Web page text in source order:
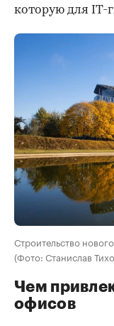
которую для IT-
Строительство
(Фото: Станислав
Чем
офисов